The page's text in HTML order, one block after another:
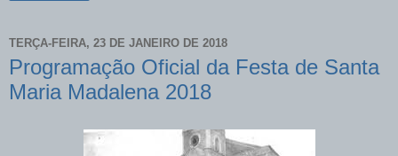
TERÇA-FEIRA, 23 DE JANEIRO DE 2018
Programação Oficial da Festa de Santa
Maria Madalena 2018